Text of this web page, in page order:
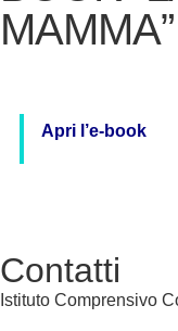
MAMMA”
Apri l’e-book
Contatti
Istituto Comprensivo